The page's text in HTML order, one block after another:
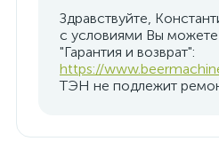
Здравствуйте,
с условиями Вы можете
"Гарантия и возврат":
https://
ТЭН не подлежит